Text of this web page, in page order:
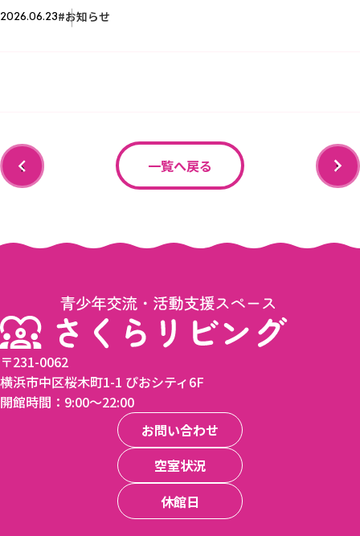
2026.06.23 お知らせ
‹ 一覧へ戻る ›
〒231-0062
横浜市中区桜木町1-1 ぴおシティ6F
開館時間：9:00〜22:00
お問い合わせ
空室状況
休館日